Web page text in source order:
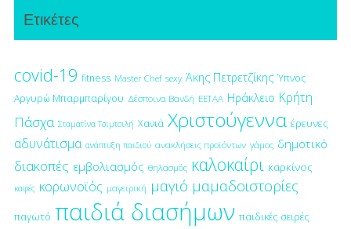
Ετικέτες
covid-19 fitness Master Chef sexy Άκης Πετρετζίκης Ύπνος
Αργυρώ Μπαρμπαρίγου Δέσποινα Βανδή ΕΕΤΑΑ Ηράκλειο Κρήτη
Πάσχα Σταματίνα Τσιμτσιλή Χανιά Χριστούγεννα έρευνες
αδυνάτισμα ανάπτυξη παιδιού ανακλήσεις προϊόντων γάμος δημοτικό
διακοπές εμβολιασμός θηλασμός καλοκαίρι καρκίνος
καφές κορωνοϊός μαγειρική μαγιό μαμαδοιστορίες
παγωτό παιδιά διασήμων παιδικές σειρές